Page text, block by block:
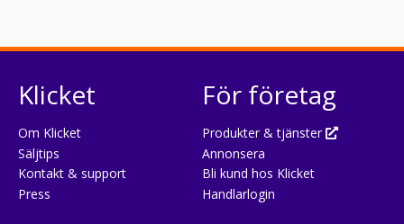
Klicket
Om Klicket
Säljtips
Kontakt & support
Press
För företag
Produkter & tjänster
Annonsera
Bli kund hos Klicket
Handlarlogin